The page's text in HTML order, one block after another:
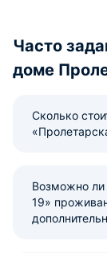
Часто
доме
Сколько
Возможно ли
19»